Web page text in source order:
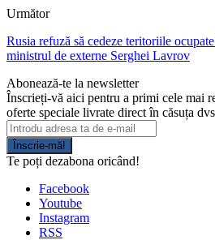
Următor
Rusia refuză să cedeze teritoriile
ministrul de externe Serghei Lavrov
Abonează-te la newsletter
Înscrieți-vă aici pentru a primi cele mai
oferte speciale livrate direct în căsuța
Înscrie-mă!
Te poți dezabona oricând!
Facebook
Youtube
Instagram
RSS